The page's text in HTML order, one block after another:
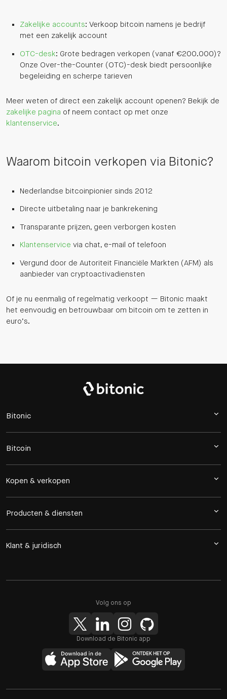
Zakelijke accounts: Verkoop bitcoin namens je bedrijf
met een zakelijk account
OTC-desk: Grote bedragen verkopen (vanaf €200.000)?
Onze Over-the-Counter (OTC)-desk biedt persoonlijke
begeleiding en scherpe tarieven
Meer weten of direct een zakelijk account openen? Bekijk de
zakelijke pagina of neem contact op met onze
klantenservice.
Waarom bitcoin verkopen via Bitonic?
Nederlandse bitcoinpionier sinds 2012
Directe uitbetaling naar je bankrekening
Transparante prijzen, geen verborgen kosten
Klantenservice via chat, e-mail of telefoon
Vergund door de Autoriteit Financiële Markten (AFM) als
aanbieder van cryptoactivadiensten
Of je nu eenmalig of regelmatig verkoopt — Bitonic maakt
het eenvoudig en betrouwbaar om bitcoin om te zetten in
euro’s.
Bitonic
Bitcoin
Kopen & verkopen
Producten & diensten
Klant & juridisch
Volg ons op
Download de Bitonic app